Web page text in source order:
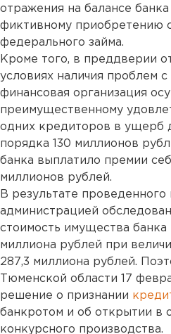
отражения на балансе
фиктивному приобретению
федерального займа.
Кроме того, в преддверии
условиях наличия проблем
финансовая организация
преимущественному
одних кредиторов в ущерб
порядка 130 миллионов
банка выплатило премии
миллионов рублей.
В результате
администрацией
стоимость имущества
миллиона рублей при
287,3 миллиона рублей.
Тюменской области 17
решение о признании
банкротом и об открытии в
конкурсного производства.